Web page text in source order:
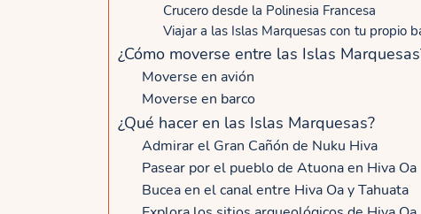
r
e
n
a
n
Crucero desde la Polinesia Francesa
Viajar a las Islas Marquesas con tu propio
¿Cómo moverse entre las Islas
Moverse en avión
Moverse en barco
¿Qué hacer en las Islas Marquesas?
Admirar el Gran Cañón de Nuku Hiva
Pasear por el pueblo de Atuona en Hiva Oa
Bucea en el canal entre Hiva Oa y Tahuata